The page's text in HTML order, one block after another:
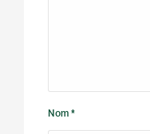
Nom *